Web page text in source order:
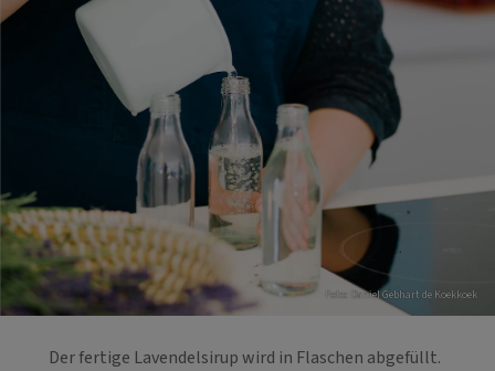
Foto: Daniel Gebhart de Koekkoek
Der fertige Lavendelsirup wird in Flaschen abgefüllt.